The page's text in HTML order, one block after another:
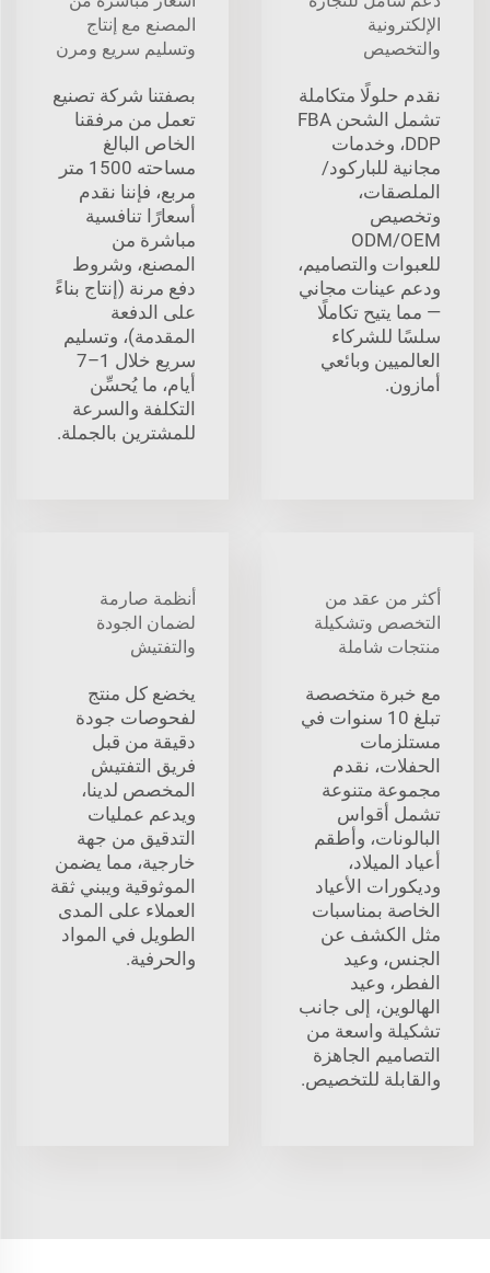
الإلكترونية
والتخصيص
نقدم حلولًا متكاملة
تشمل الشحن FBA
DDP، وخدمات
مجانية للباركود/
الملصقات،
وتخصيص
ODM/OEM
للعبوات والتصاميم،
ودعم عينات مجاني
— مما يتيح تكاملًا
سلسًا للشركاء
العالميين وبائعي
أمازون.
المصنع مع إنتاج
وتسليم سريع ومرن
بصفتنا شركة تصنيع
تعمل من مرفقنا
الخاص البالغ
مساحته 1500 متر
مربع، فإننا نقدم
أسعارًا تنافسية
مباشرة من
المصنع، وشروط
دفع مرنة (إنتاج بناءً
على الدفعة
المقدمة)، وتسليم
سريع خلال 1–7
أيام، ما يُحسِّن
التكلفة والسرعة
للمشترين بالجملة.
أكثر من عقد من
التخصص وتشكيلة
منتجات شاملة
مع خبرة متخصصة
تبلغ 10 سنوات في
مستلزمات
الحفلات، نقدم
مجموعة متنوعة
تشمل أقواس
البالونات، وأطقم
أعياد الميلاد،
وديكورات الأعياد
الخاصة بمناسبات
مثل الكشف عن
الجنس، وعيد
الفطر، وعيد
الهالوين، إلى جانب
تشكيلة واسعة من
التصاميم الجاهزة
والقابلة للتخصيص.
أنظمة صارمة
لضمان الجودة
والتفتيش
يخضع كل منتج
لفحوصات جودة
دقيقة من قبل
فريق التفتيش
المخصص لدينا،
ويدعم عمليات
التدقيق من جهة
خارجية، مما يضمن
الموثوقية ويبني ثقة
العملاء على المدى
الطويل في المواد
والحرفية.